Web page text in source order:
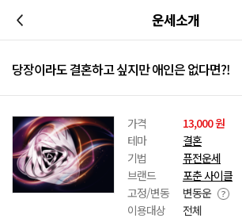
운세소개
당장이라도 결혼하고 싶지만 애인은 없다면?!
가격
13,000 원
테마
결혼
기법
퓨전운세
브랜드
포춘 사이클
고정/변동
변동운
이용대상
전체